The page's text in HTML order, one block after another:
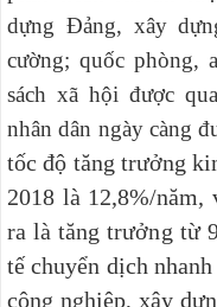
dựng Đảng, xây
cường; quốc phòng,
sách xã hội được
nhân dân ngày càng
tốc độ tăng trưởng
2018 là 12,8%/
ra là tăng trưởng từ
tế chuyển dịch
công nghiệp, xây